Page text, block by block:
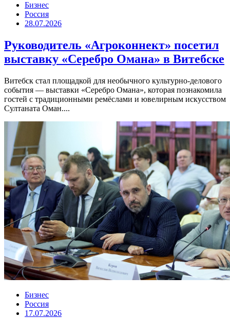
Бизнес
Россия
28.07.2026
Руководитель «Агроконнект» посетил
выставку «Серебро Омана» в Витебске
Витебск стал площадкой для необычного культурно-делового
события — выставки «Серебро Омана», которая познакомила
гостей с традиционными ремёслами и ювелирным искусством
Султаната Оман....
Бизнес
Россия
17.07.2026